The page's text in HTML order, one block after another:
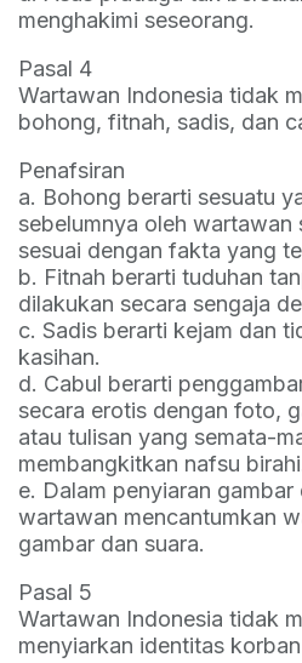
menghakimi seseorang.
Pasal 4
Wartawan Indonesia tidak
bohong, fitnah, sadis, dan
Penafsiran
a. Bohong berarti sesuatu
sebelumnya oleh wartawan
sesuai dengan fakta yang
b. Fitnah berarti tuduhan
dilakukan secara sengaja
c. Sadis berarti kejam dan
kasihan.
d. Cabul berarti
secara erotis dengan foto,
atau tulisan yang semata-
membangkitkan nafsu
e. Dalam penyiaran gambar
wartawan mencantumkan
gambar dan suara.
Pasal 5
Wartawan Indonesia tidak
menyiarkan identitas